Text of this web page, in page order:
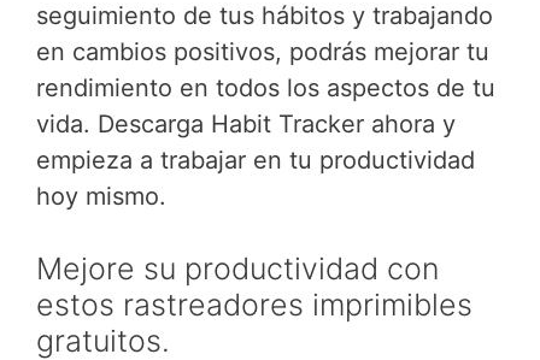
seguimiento de tus hábitos y trabajando
en cambios positivos, podrás mejorar tu
rendimiento en todos los aspectos de tu
vida. Descarga Habit Tracker ahora y
empieza a trabajar en tu productividad
hoy mismo.
Mejore su productividad con
estos rastreadores imprimibles
gratuitos.